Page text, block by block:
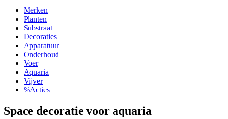
Merken
Planten
Substraat
Decoraties
Apparatuur
Onderhoud
Voer
Aquaria
Vijver
%Acties
Space decoratie voor aquaria